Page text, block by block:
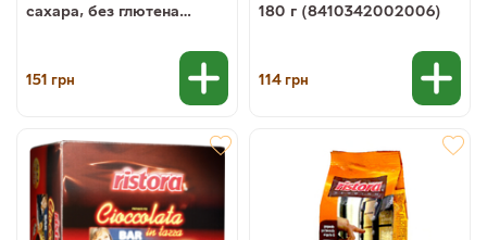
сахара, без глютена
Azucares, Sin Gluten, 180 г
(8410342003157)
151 грн
180 г (8410342002006)
114грн